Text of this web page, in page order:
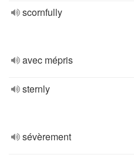
scornfully
avec mépris
sternly
sévèrement